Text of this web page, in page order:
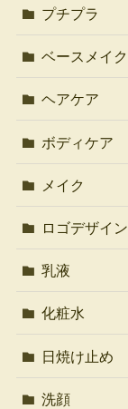
プチプラ
ベースメイク
ヘアケア
ボディケア
メイク
ロゴデザイン
乳液
化粧水
日焼け止め
洗顔